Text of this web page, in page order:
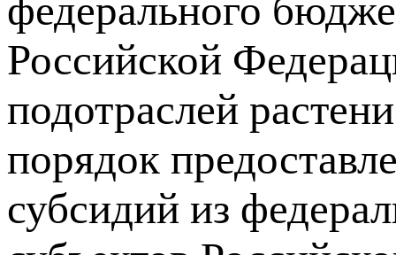
федерального
Российской
подотраслей
порядок
субсидий из